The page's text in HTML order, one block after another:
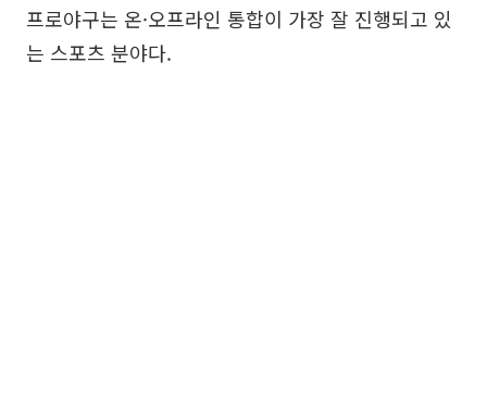
프로야구는 온·오프라인 통합이 가장 잘 진행되고 있
는 스포츠 분야다.